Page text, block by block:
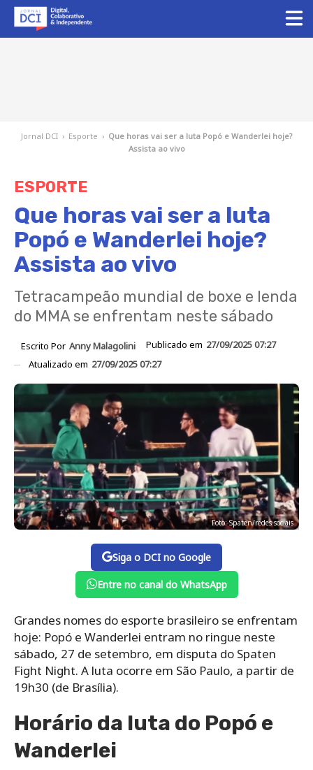
Jornal DCI › Esporte › Que horas vai ser a luta Popó e Wanderlei hoje?
Assista ao vivo
ESPORTE
Que horas vai ser a luta
Popó e Wanderlei hoje?
Assista ao vivo
Tetracampeão mundial de boxe e lenda
do MMA se enfrentam neste sábado
Escrito Por Anny Malagolini Publicado em 27/09/2025 07:27
Atualizado em 27/09/2025 07:27
Foto: Spaten/redes sociais
Siga o DCI no Google
Entre no canal do WhatsApp
Grandes nomes do esporte brasileiro se enfrentam
hoje: Popó e Wanderlei entram no ringue neste
sábado, 27 de setembro, em disputa do Spaten
Fight Night. A luta ocorre em São Paulo, a partir de
19h30 (de Brasília).
Horário da luta do Popó e
Wanderlei